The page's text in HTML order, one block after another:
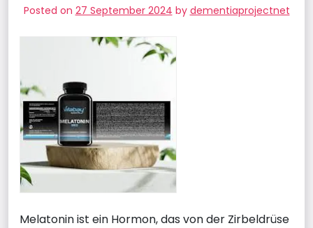
Posted on 27 September 2024 by dementiaprojectnet
Melatonin ist ein Hormon, das von der Zirbeldrüse